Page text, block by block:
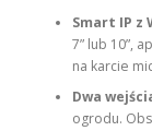
Smart IP z
7” lub 10”,
na karcie
Dwa
ogrodu.